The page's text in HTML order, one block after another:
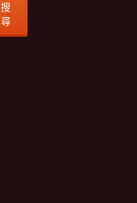
搜
尋